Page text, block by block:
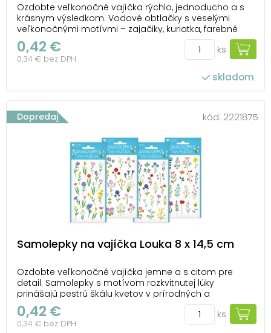
Ozdobte veľkonočné vajíčka rýchlo, jednoducho a s
krásnym výsledkom. Vodové obtlačky s veselými
veľkonočnými motívmi – zajačiky, kuriatka, farebné
vajíčka, kvety a jarné symboly – sú ideálne na
tradičné zdobenie kraslíc. Ako nalepiť obtlačok na
veľkonočné vajíčko: 1. Vystrihnite zvolený motív...
0,42 €
0,34 € bez DPH
ks
skladom
Dopredaj kód: 2221875
Samolepky na vajíčka Louka 8 x 14,5 cm
Ozdobte veľkonočné vajíčka jemne a s citom pre
detail. Samolepky s motívom rozkvitnutej lúky
prinášajú pestrú škálu kvetov v prírodných a
pastelových farbách. Ideálna voľba pre milovníkov
prírody aj tradičnej veľkonočnej výzdoby. NÁVOD: 1. Na
dekorovanie použite čisté, odmastené a suché vajíč...
0,42 €
0,34 € bez DPH
ks